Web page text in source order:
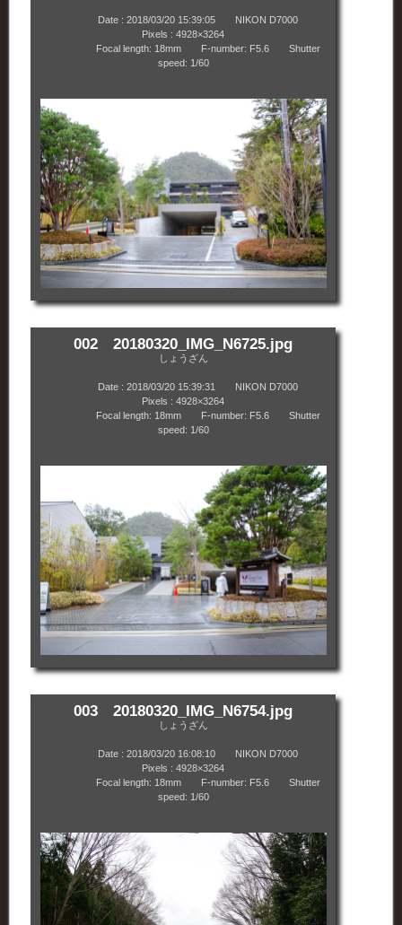
Date : 2018/03/20 15:39:05 NIKON D7000
Pixels : 4928×3264
Focal length: 18mm F-number: F5.6 Shutter
speed: 1/60
002 20180320_IMG_N6725.jpg
しょうざん
Date : 2018/03/20 15:39:31 NIKON D7000
Pixels : 4928×3264
Focal length: 18mm F-number: F5.6 Shutter
speed: 1/60
003 20180320_IMG_N6754.jpg
しょうざん
Date : 2018/03/20 16:08:10 NIKON D7000
Pixels : 4928×3264
Focal length: 18mm F-number: F5.6 Shutter
speed: 1/60